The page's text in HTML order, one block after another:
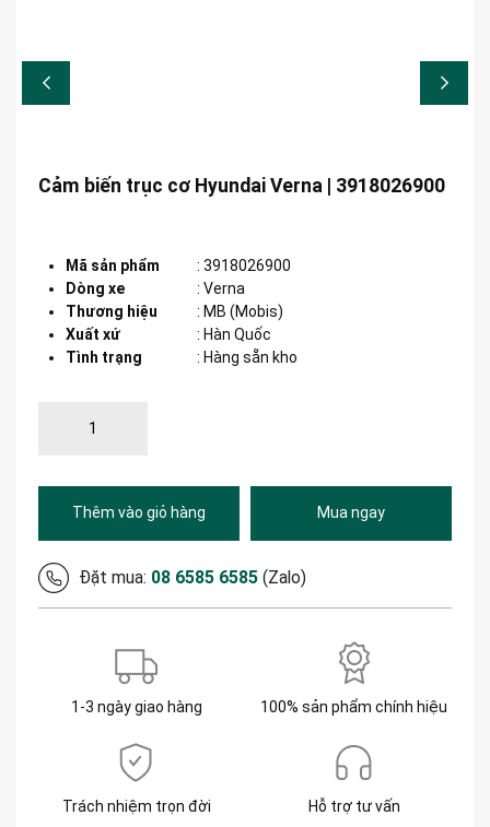
Cảm biến trục cơ Hyundai Verna | 3918026900
Mã sản phẩm : 3918026900
Dòng xe
: Verna
Thương hiệu
: MB (Mobis)
Xuất xứ
: Hàn Quốc
Tình trạng
: Hàng sẵn kho
Thêm vào giỏ hàng Mua ngay
Đặt mua: 08 6585 6585 (Zalo)
1-3 ngày giao hàng 100% sản phẩm chính hiệu
Trách nhiệm trọn đời Hỗ trợ tư vấn